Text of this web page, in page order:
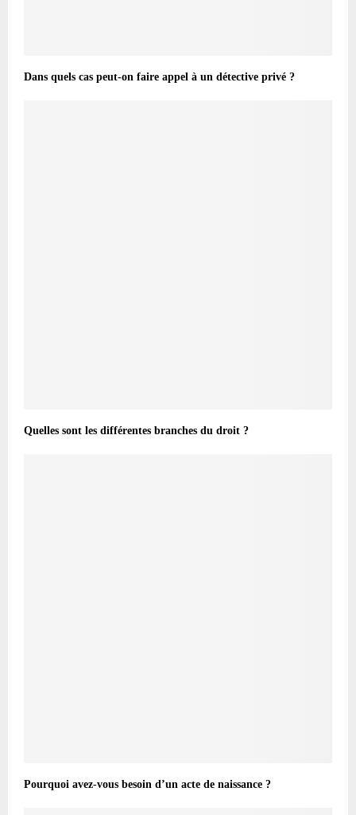
Dans quels cas peut-on faire appel à un détective privé ?
Quelles sont les différentes branches du droit ?
Pourquoi avez-vous besoin d’un acte de naissance ?